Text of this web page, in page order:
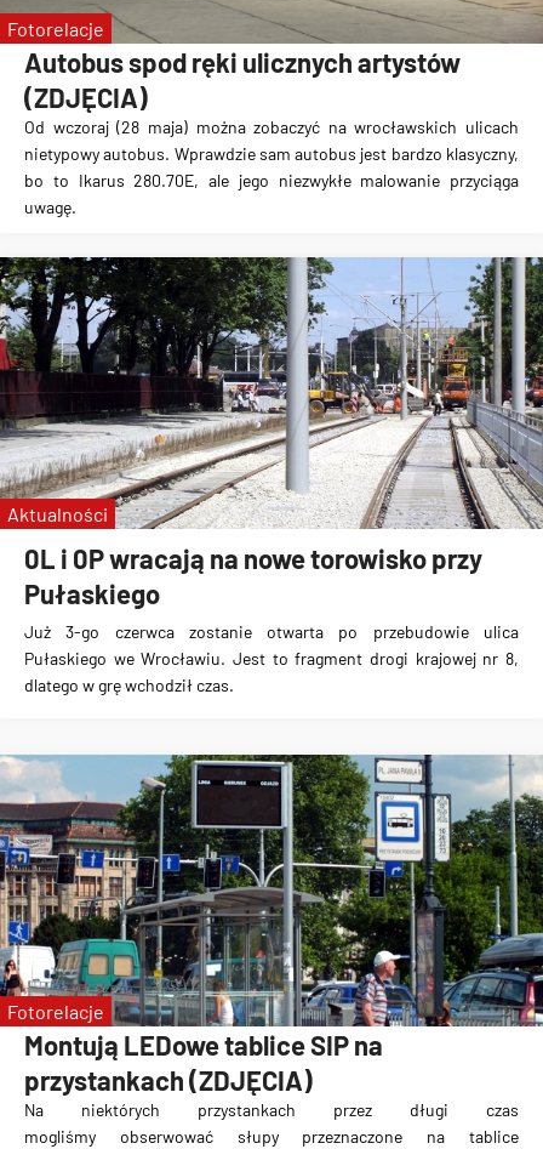
Autobus spod ręki ulicznych artystów
(ZDJĘCIA)
Od wczoraj(28 maja) można zobaczyć na wrocławskich ulicach
nietypowy autobus. Wprawdzie sam autobus jest bardzo klasyczny,
bo to Ikarus 280.70E, ale jego niezwykłe malowanie przyciąga
uwagę.
Fotorelacje
0L i 0P wracają na nowe torowisko przy
Pułaskiego
Już 3-go czerwca zostanie otwarta po przebudowie ulica
Pułaskiego we Wrocławiu. Jest to fragment drogi krajowej nr 8,
dlatego w grę wchodził czas.
Aktualności
Montują LEDowe tablice SIP na
przystankach (ZDJĘCIA)
Na niektórych przystankach przez długi czas
mogliśmy obserwować słupy przeznaczone na tablice
Fotorelacje